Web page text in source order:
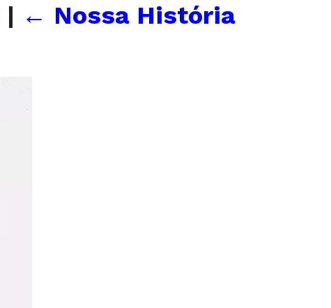
| ← Nossa História